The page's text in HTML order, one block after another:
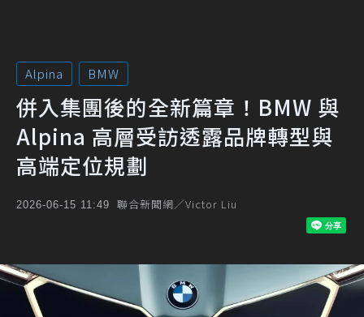
Alpina BMW
併入集團後的全新篇章！BMW 與
Alpina 高層受訪透露品牌轉型與
高端定位規劃
2026-06-15 11:49 聯合新聞網／Victor Liu